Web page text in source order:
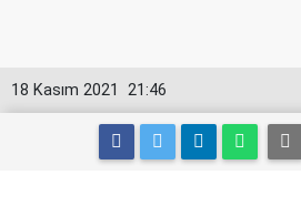
21:46
18 Kasım 2021